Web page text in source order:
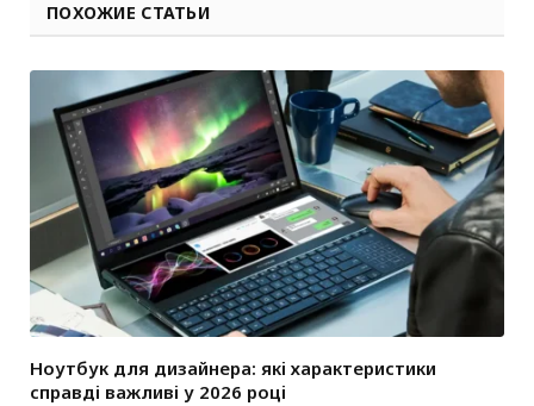
ПОХОЖИЕ СТАТЬИ
Ноутбук для дизайнера: які характеристики
справді важливі у 2026 році